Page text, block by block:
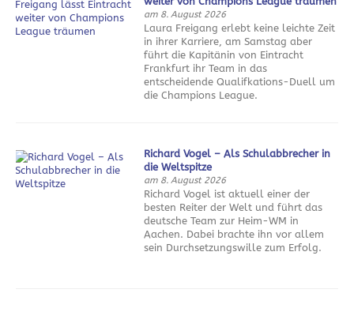
am 8. August 2026
Laura Freigang erlebt keine leichte Zeit
in ihrer Karriere, am Samstag aber
führt die Kapitänin von Eintracht
Frankfurt ihr Team in das
entscheidende Qualifkations-Duell um
die Champions League.
Richard Vogel – Als Schulabbrecher in
die Weltspitze
am 8. August 2026
Richard Vogel ist aktuell einer der
besten Reiter der Welt und führt das
deutsche Team zur Heim-WM in
Aachen. Dabei brachte ihn vor allem
sein Durchsetzungswille zum Erfolg.